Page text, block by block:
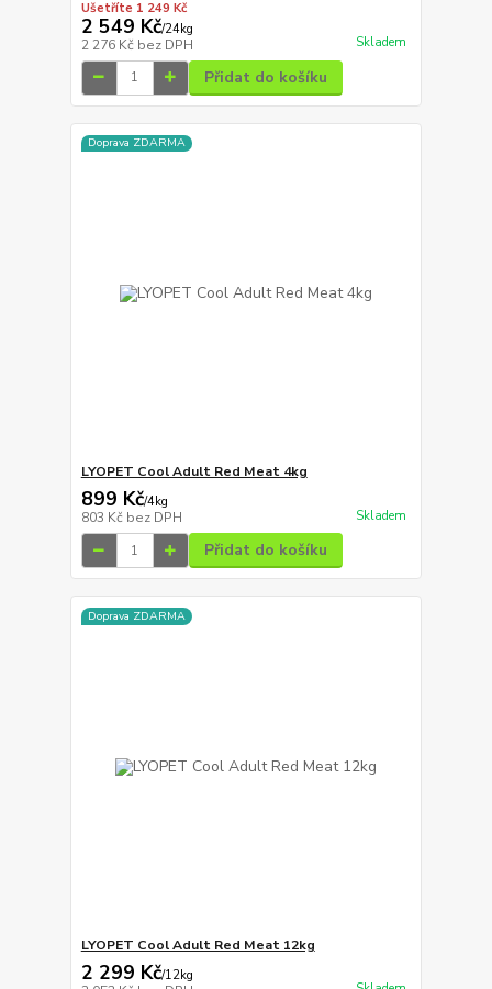
Ušetříte 1 249 Kč
2 549 Kč/24kg
2 276 Kč bez DPH Skladem
Přidat do košíku
Doprava ZDARMA
LYOPET Cool Adult Red Meat 4kg
899 Kč/4kg
803 Kč bez DPH Skladem
Přidat do košíku
Doprava ZDARMA
LYOPET Cool Adult Red Meat 12kg
2 299 Kč/12kg